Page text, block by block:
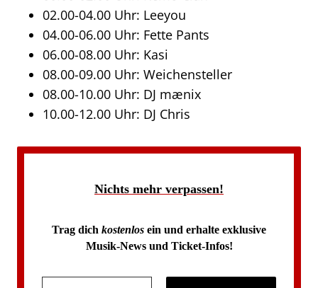
02.00-04.00 Uhr: Leeyou
04.00-06.00 Uhr: Fette Pants
06.00-08.00 Uhr: Kasi
08.00-09.00 Uhr: Weichensteller
08.00-10.00 Uhr: DJ mænix
10.00-12.00 Uhr: DJ Chris
Nichts mehr verpassen!
Trag dich kostenlos ein und erhalte exklusive
Musik-News und Ticket-Infos!